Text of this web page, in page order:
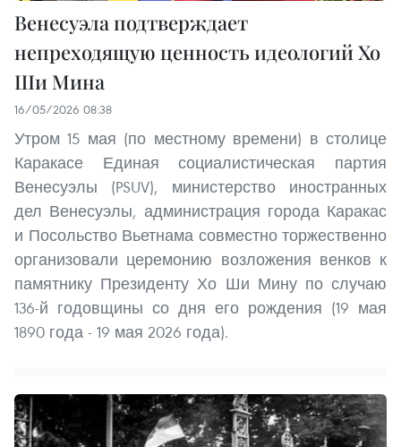
Венесуэла подтверждает
непреходящую ценность идеологий Хо
Ши Мина
16/05/2026 08:38
Утром 15 мая (по местному времени) в столице
Каракасе Единая социалистическая партия
Венесуэлы (PSUV), министерство иностранных
дел Венесуэлы, администрация города Каракас
и Посольство Вьетнама совместно торжественно
организовали церемонию возложения венков к
памятнику Президенту Хо Ши Мину по случаю
136-й годовщины со дня его рождения (19 мая
1890 года - 19 мая 2026 года).